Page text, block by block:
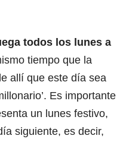
todos los lunes a
tiempo que la
allí que este día sea
Es importante
un lunes festivo,
siguiente, es decir,